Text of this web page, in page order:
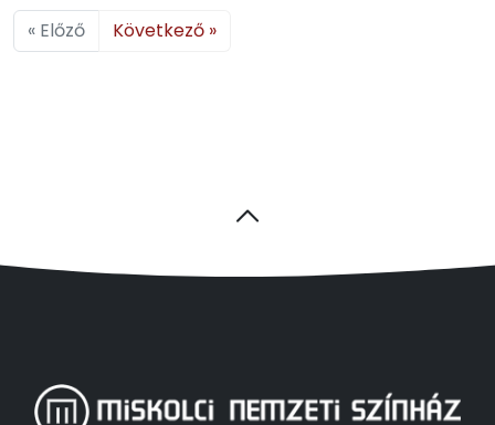
« Előző Következő »